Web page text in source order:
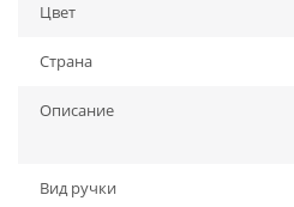
Цвет
Страна
Описание
Вид ручки